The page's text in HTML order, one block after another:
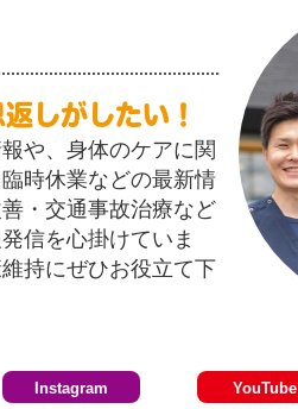
しがしたい！
や、身体のケアに関
時休業などの最新情
・交通事故治療など
信を心掛けていま
持にぜひお役立て下
Instagram YouTube